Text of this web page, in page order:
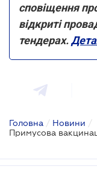
сповіщення
відкриті
тендерах.
Головна / Новини /